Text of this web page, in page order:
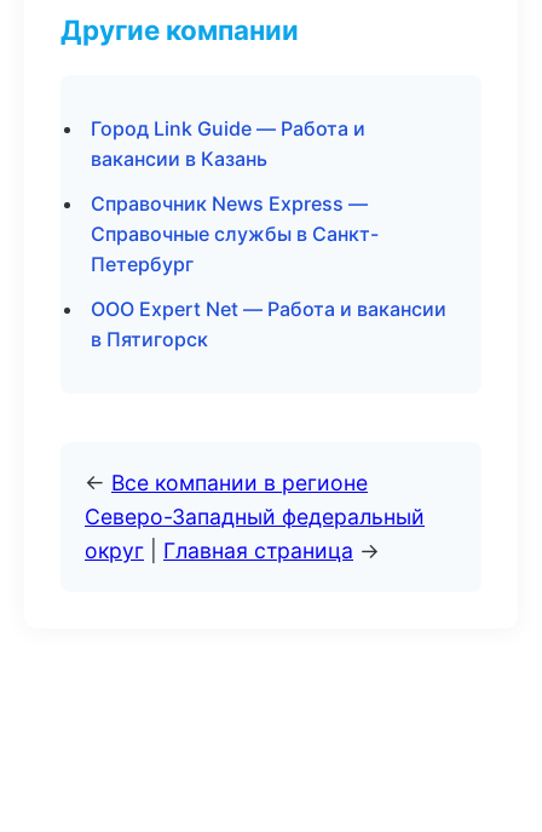
Другие компании
Город Link Guide — Работа и
вакансии в Казань
Справочник News Express —
Справочные службы в Санкт-
Петербург
ООО Expert Net — Работа и вакансии
в Пятигорск
← Все компании в регионе
Северо-Западный федеральный
округ
Главная страница →